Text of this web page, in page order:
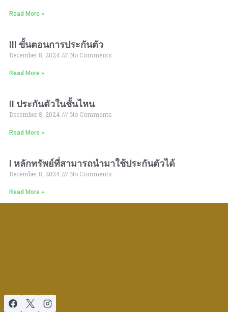
Read More »
III ขั้นตอนการประกันตัว
December 8, 2024 No Comments
Read More »
II ประกันตัวในชั้นไหน
December 8, 2024 No Comments
Read More »
I หลักทรัพย์ที่สามารถนำมาใช้ประกันตัวได้
December 8, 2024 No Comments
Read More »